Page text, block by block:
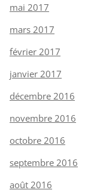
mai 2017
mars 2017
février 2017
janvier 2017
décembre 2016
novembre 2016
octobre 2016
septembre 2016
août 2016